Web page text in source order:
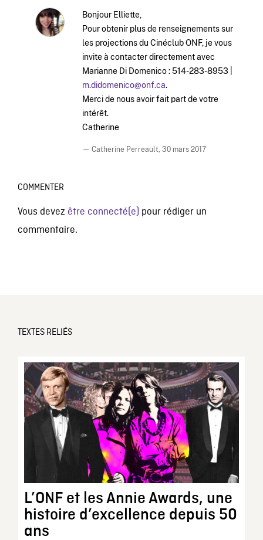
Bonjour Elliette,
Pour obtenir plus de renseignements sur
les projections du Cinéclub ONF, je vous
invite à contacter directement avec
Marianne Di Domenico : 514-283-8953 |
m.didomenico@onf.ca.
Merci de nous avoir fait part de votre
intérêt.
Catherine
— Catherine Perreault, 30 mars 2017
COMMENTER
Vous devez être connecté(e) pour rédiger un
commentaire.
TEXTES RELIÉS
L’ONF et les Annie Awards, une
histoire d’excellence depuis 50
ans